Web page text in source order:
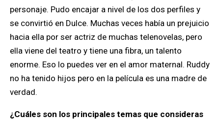
personaje. Pudo encajar a nivel de los dos perfiles y
se convirtió en Dulce. Muchas veces había un prejuicio
hacia ella por ser actriz de muchas telenovelas, pero
ella viene del teatro y tiene una fibra, un talento
enorme. Eso lo puedes ver en el amor maternal. Ruddy
no ha tenido hijos pero en la película es una madre de
verdad.
¿Cuáles son los principales temas que consideras